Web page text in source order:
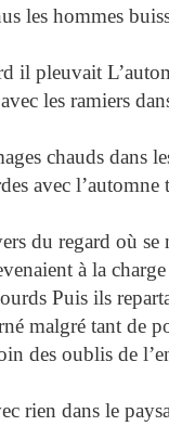
les hommes
il pleuvait
les ramiers
chauds dans
avec
du regard où
à la charge
Puis ils
malgré tant de
des oublis de
rien dans le